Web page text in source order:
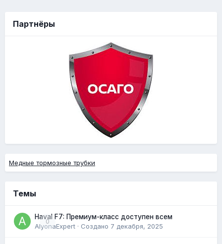
Партнёры
Медные тормозные трубки
Темы
0
Haval F7: Премиум-класс доступен всем
AlyonaExpert · Создано 7 декабря, 2025